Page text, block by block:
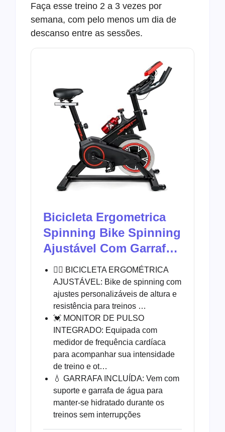
Faça esse treino 2 a 3 vezes por
semana, com pelo menos um dia de
descanso entre as sessões.
Bicicleta Ergometrica
Spinning Bike Spinning
Ajustável Com Garraf…
🚵‍♂️ BICICLETA ERGOMÉTRICA
AJUSTÁVEL: Bike de spinning com
ajustes personalizáveis de altura e
resistência para treinos …
💓 MONITOR DE PULSO
INTEGRADO: Equipada com
medidor de frequência cardíaca
para acompanhar sua intensidade
de treino e ot…
💧 GARRAFA INCLUÍDA: Vem com
suporte e garrafa de água para
manter-se hidratado durante os
treinos sem interrupções